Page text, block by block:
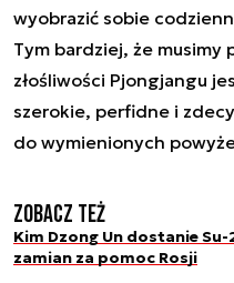
wyobrazić sobie
Tym bardziej, że musimy
złośliwości Pjongjangu
szerokie, perfidne i
do wymienionych
Zobacz też
Kim Dzong Un dostanie Su-
zamian za pomoc Rosji